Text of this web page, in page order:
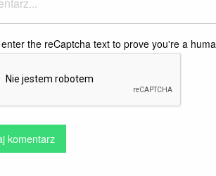
the reCaptcha text to prove you're a
komentarz